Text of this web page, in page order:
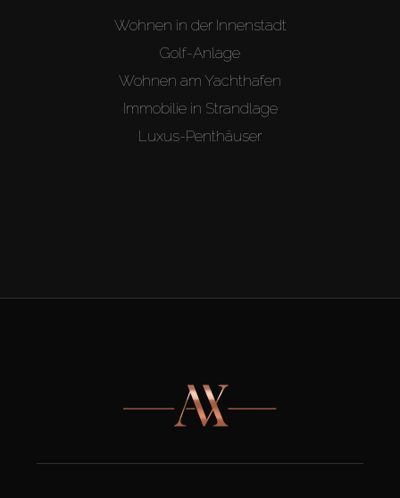
Wohnen in der Innenstadt
Golf-Anlage
Wohnen am Yachthafen
Immobilie in Strandlage
Luxus-Penthäuser